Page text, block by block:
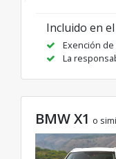
Incluido en
Exención
La
BMW X1 o